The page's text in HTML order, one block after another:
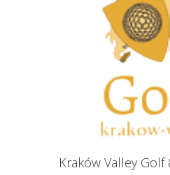
Kraków Valley